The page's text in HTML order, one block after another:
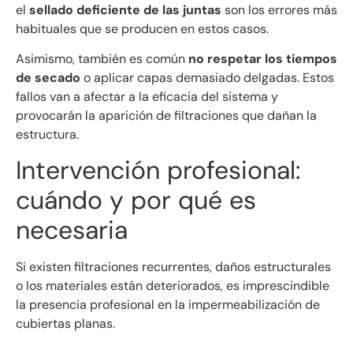
el sellado deficiente de las juntas son los errores más
habituales que se producen en estos casos.
Asimismo, también es común no respetar los tiempos
de secado o aplicar capas demasiado delgadas. Estos
fallos van a afectar a la eficacia del sistema y
provocarán la aparición de filtraciones que dañan la
estructura.
Intervención profesional:
cuándo y por qué es
necesaria
Si existen filtraciones recurrentes, daños estructurales
o los materiales están deteriorados, es imprescindible
la presencia profesional en la impermeabilización de
cubiertas planas.